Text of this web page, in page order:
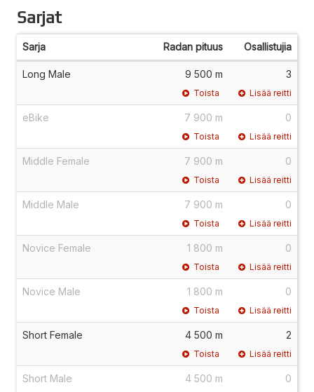
Sarjat
Sarja Radan pituus Osallistujia
Long Male 9 500 m 3
Toista Lisää reitti
eBike 7 900 m 0
Toista Lisää reitti
Middle Female 7 900 m 0
Toista Lisää reitti
Middle Male 7 900 m 0
Toista Lisää reitti
Novice Female 1 800 m 0
Toista Lisää reitti
Novice Male 1 800 m 0
Toista Lisää reitti
Short Female 4 500 m 2
Toista Lisää reitti
Short Male 4 500 m 0